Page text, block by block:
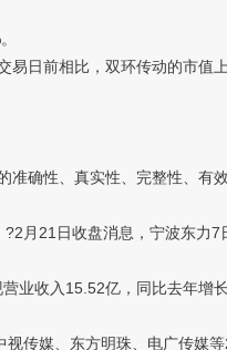
日前相比，双环传动的市值
确性、真实性、完整性、有
月21日收盘消息，宁波东力7
收入15.52亿，同比去年增
媒、东方明珠、电广传媒等